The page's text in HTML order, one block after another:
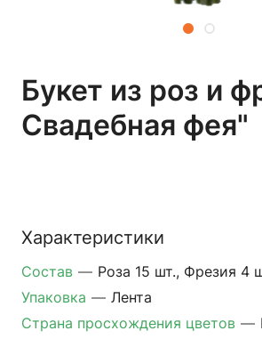
Букет из роз и
Свадебная фея"
Характеристики
Состав — Роза 15 шт., Фрезия 4
Упаковка — Лента
Страна просхождения цветов —